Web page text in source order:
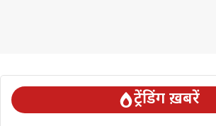
ट्रेंडिंग ख़बरें